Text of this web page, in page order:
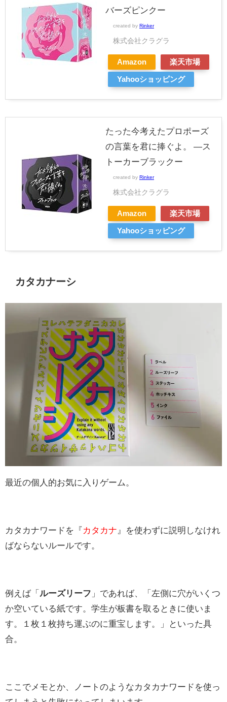
バーズピンクー
created by Rinker
株式会社クラグラ
Amazon 楽天市場
Yahooショッピング
たった今考えたプロポーズ
の言葉を君に捧ぐよ。 —ス
トーカーブラックー
created by Rinker
株式会社クラグラ
Amazon 楽天市場
Yahooショッピング
カタカナーシ
最近の個人的お気に入りゲーム。
カタカナワードを『 カタカナ 』を使わずに説明しなけれ
ばならないルールです。
例えば「 ルーズリーフ 」であれば、「左側に穴がいくつ
か空いている紙です。学生が板書を取るときに使いま
す。１枚１枚持ち運ぶのに重宝します。」といった具
合。
ここでメモとか、ノートのようなカタカナワードを使っ